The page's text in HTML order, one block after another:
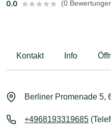
0.0 (0
Kontakt Info
Berliner Promenade 5,
+4968193319685